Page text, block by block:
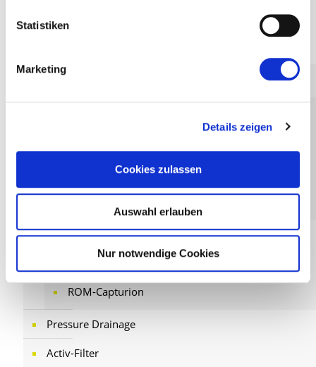
Statistiken
Marketing
Details zeigen
Cookies zulassen
Auswahl erlauben
Nur notwendige Cookies
Renovation
Wet sludge trap
Motorway Drainage
Accessories Road Gullies
ROM-Capturion
Pressure Drainage
Activ-Filter